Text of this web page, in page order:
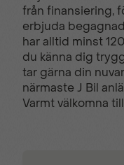
El-infällbara
sidospeglar
Filhållsassistans
från finansiering,
erbjuda
har alltid minst
du känna dig
tar gärna din
närmaste J Bil
Varmt välkomna